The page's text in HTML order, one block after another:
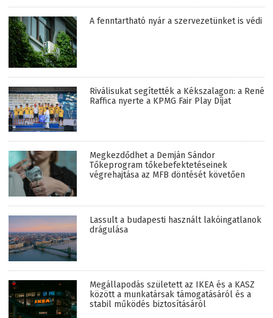
A fenntartható nyár a szervezetünket is védi
Riválisukat segítették a Kékszalagon: a René
Raffica nyerte a KPMG Fair Play Díjat
Megkezdődhet a Demján Sándor
Tőkeprogram tőkebefektetéseinek
végrehajtása az MFB döntését követően
Lassult a budapesti használt lakóingatlanok
drágulása
Megállapodás született az IKEA és a KASZ
között a munkatársak támogatásáról és a
stabil működés biztosításáról